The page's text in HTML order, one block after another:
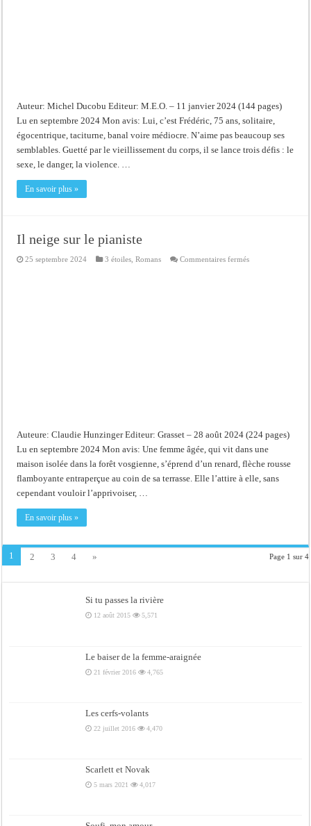
Auteur: Michel Ducobu Editeur: M.E.O. – 11 janvier 2024 (144 pages)
Lu en septembre 2024 Mon avis: Lui, c’est Frédéric, 75 ans, solitaire,
égocentrique, taciturne, banal voire médiocre. N’aime pas beaucoup ses
semblables. Guetté par le vieillissement du corps, il se lance trois défis : le
sexe, le danger, la violence. …
En savoir plus »
Il neige sur le pianiste
25 septembre 2024 3 étoiles ,Romans Commentaires ferméssur
Auteure: Claudie Hunzinger Editeur: Grasset – 28 août 2024 (224 pages)
Lu en septembre 2024 Mon avis: Une femme âgée, qui vit dans une
maison isolée dans la forêt vosgienne, s’éprend d’un renard, flèche rousse
flamboyante entraperçue au coin de sa terrasse. Elle l’attire à elle, sans
cependant vouloir l’apprivoiser, …
En savoir plus »
Page 1 sur 4
1 2 3 4 »
Si tu passes la rivière
12 août 2015 5,571
Le baiser de la femme-araignée
21 février 2016 4,765
Les cerfs-volants
22 juillet 2016 4,470
Scarlett et Novak
5 mars 2021 4,017